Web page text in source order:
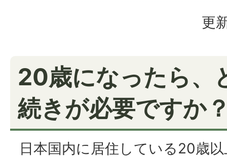
更
20歳になったら、
続きが必要ですか
日本国内に居住している20歳